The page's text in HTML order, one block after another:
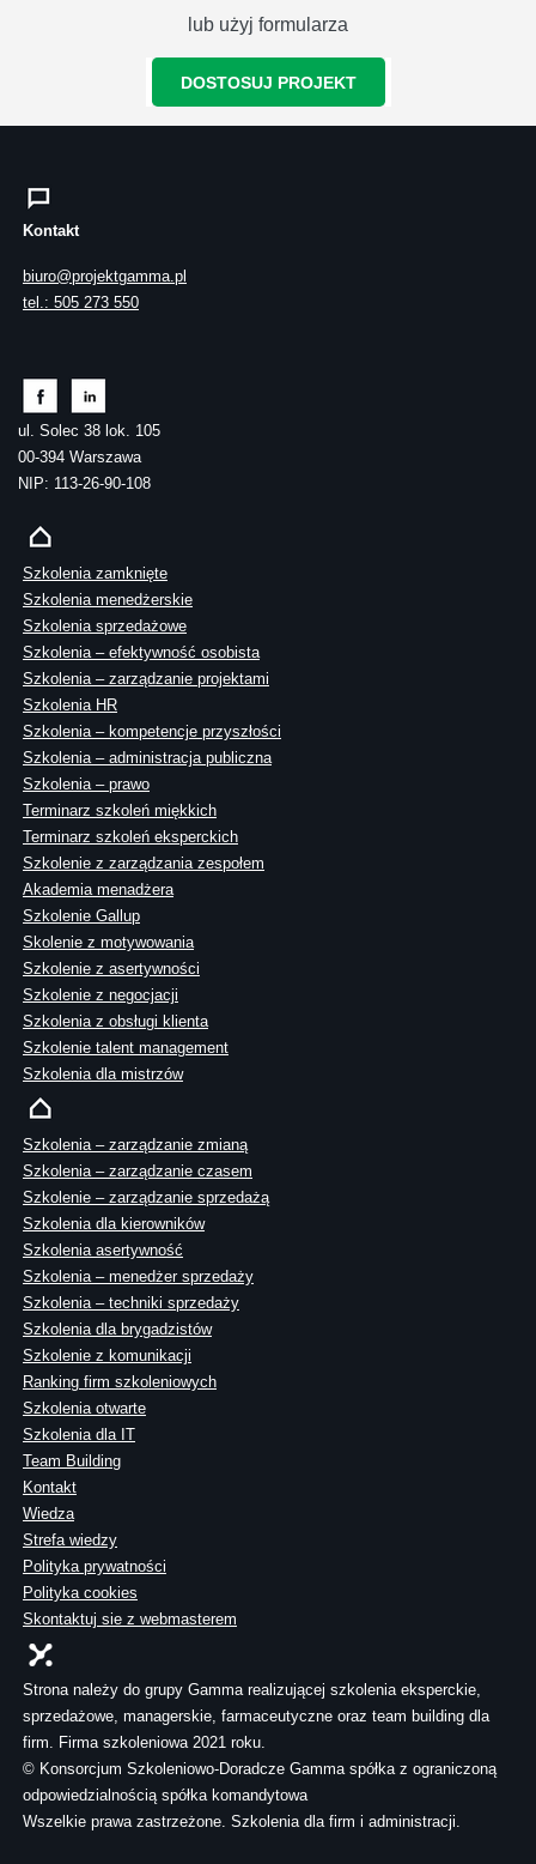
lub użyj formularza
DOSTOSUJ PROJEKT
Kontakt
biuro@projektgamma.pl
tel.: 505 273 550
ul. Solec 38 lok. 105
00-394 Warszawa
NIP: 113-26-90-108
Szkolenia zamknięte
Szkolenia menedżerskie
Szkolenia sprzedażowe
Szkolenia – efektywność osobista
Szkolenia – zarządzanie projektami
Szkolenia HR
Szkolenia – kompetencje przyszłości
Szkolenia – administracja publiczna
Szkolenia – prawo
Terminarz szkoleń miękkich
Terminarz szkoleń eksperckich
Szkolenie z zarządzania zespołem
Akademia menadżera
Szkolenie Gallup
Skolenie z motywowania
Szkolenie z asertywności
Szkolenie z negocjacji
Szkolenia z obsługi klienta
Szkolenie talent management
Szkolenia dla mistrzów
Szkolenia – zarządzanie zmianą
Szkolenia – zarządzanie czasem
Szkolenie – zarządzanie sprzedażą
Szkolenia dla kierowników
Szkolenia asertywność
Szkolenia – menedżer sprzedaży
Szkolenia – techniki sprzedaży
Szkolenia dla brygadzistów
Szkolenie z komunikacji
Ranking firm szkoleniowych
Szkolenia otwarte
Szkolenia dla IT
Team Building
Kontakt
Wiedza
Strefa wiedzy
Polityka prywatności
Polityka cookies
Skontaktuj sie z webmasterem
Strona należy do grupy Gamma realizującej szkolenia eksperckie,
sprzedażowe, managerskie, farmaceutyczne oraz team building dla
firm. Firma szkoleniowa 2021 roku.
© Konsorcjum Szkoleniowo-Doradcze Gamma spółka z ograniczoną
odpowiedzialnością spółka komandytowa
Wszelkie prawa zastrzeżone. Szkolenia dla firm i administracji.